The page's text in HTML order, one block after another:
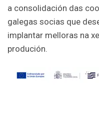
a consolidación das
galegas socias que
implantar melloras na
produción.